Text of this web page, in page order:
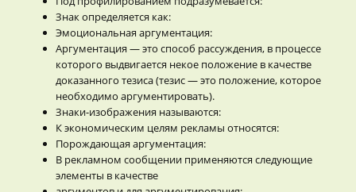
Знак определяется как:
Эмоциональная аргументация:
Аргументация — это способ рассуждения, в процессе
которого выдвигается некое положение в качестве
доказанного тезиса (тезис — это положение, которое
необходимо аргументировать).
Знаки-изображения называются:
К экономическим целям рекламы относятся:
Порождающая аргументация:
В рекламном сообщении применяются следующие
элементы в качестве